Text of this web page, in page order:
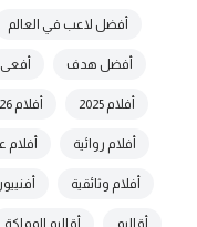
أفضل لاعب في العالم
أفضل هدف أفعى
أفلام 2025 أفلام 2026
أفلام روائية أفلام
أفلام وثائقية